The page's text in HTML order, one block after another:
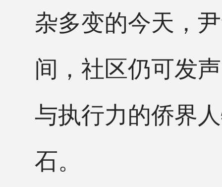
杂多变的今天，
间，社区仍可发
与执行力的侨界
石。